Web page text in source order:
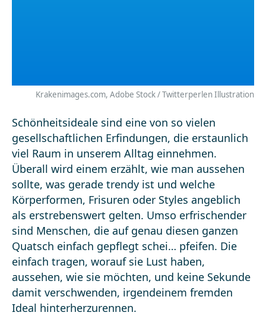
Krakenimages.com, Adobe Stock / Twitterperlen Illustration
Schönheitsideale sind eine von so vielen
gesellschaftlichen Erfindungen, die erstaunlich
viel Raum in unserem Alltag einnehmen.
Überall wird einem erzählt, wie man aussehen
sollte, was gerade trendy ist und welche
Körperformen, Frisuren oder Styles angeblich
als erstrebenswert gelten. Umso erfrischender
sind Menschen, die auf genau diesen ganzen
Quatsch einfach gepflegt schei… pfeifen. Die
einfach tragen, worauf sie Lust haben,
aussehen, wie sie möchten, und keine Sekunde
damit verschwenden, irgendeinem fremden
Ideal hinterherzurennen.